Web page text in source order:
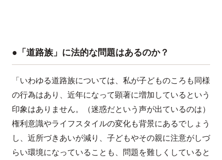
●「道路族」に法的な問題はあるのか？
「いわゆる道路族については、私が子どものころも同様
の行為はあり、近年になって顕著に増加しているという
印象はありません。（迷惑だという声が出ているのは）
権利意識やライフスタイルの変化も背景にあるでしょう
し、近所づきあいが減り、子どもやその親に注意がしづ
らい環境になっていることも、問題を難しくしていると